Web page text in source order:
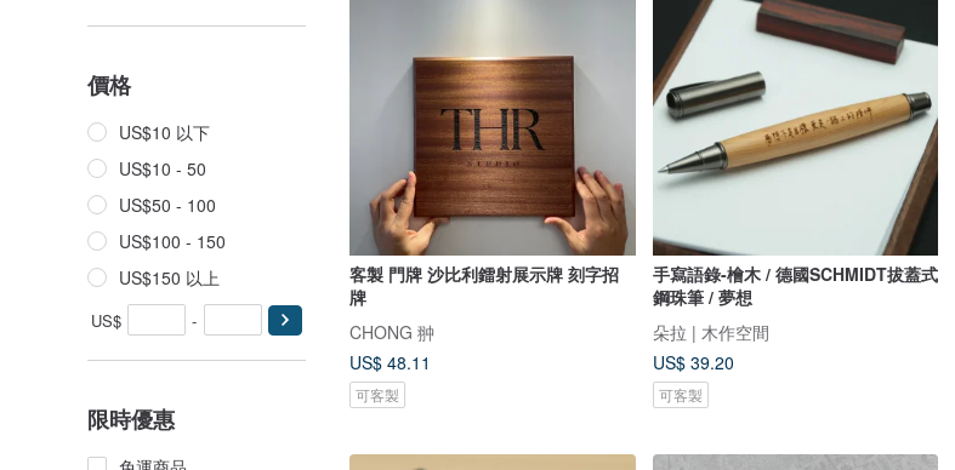
價格
US$10 以下
US$10 - 50
US$50 - 100
US$100 - 150
US$150 以上
US$ -
限時優惠
客製 門牌 沙比利鐳射展示牌 刻字招
牌
CHONG 翀
US$ 48.11
可客製
手寫語錄-檜木 / 德國SCHMIDT拔蓋式
鋼珠筆 / 夢想
朵拉 | 木作空間
US$ 39.20
可客製